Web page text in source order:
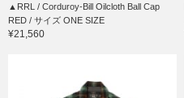
▲RRL / Corduroy-Bill Oilcloth Ball Cap
RED / サイズ ONE SIZE
¥21,560